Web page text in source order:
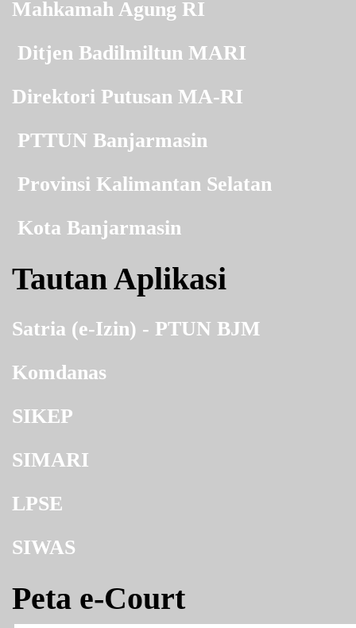
Mahkamah Agung RI
Ditjen Badilmiltun MARI
Direktori Putusan MA-RI
PTTUN Banjarmasin
Provinsi Kalimantan Selatan
Kota Banjarmasin
Tautan Aplikasi
Satria (e-Izin) - PTUN BJM
Komdanas
SIKEP
SIMARI
LPSE
SIWAS
Peta e-Court